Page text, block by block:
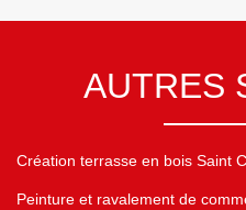
AUTRES
Création terrasse en bois Saint
Peinture et ravalement de